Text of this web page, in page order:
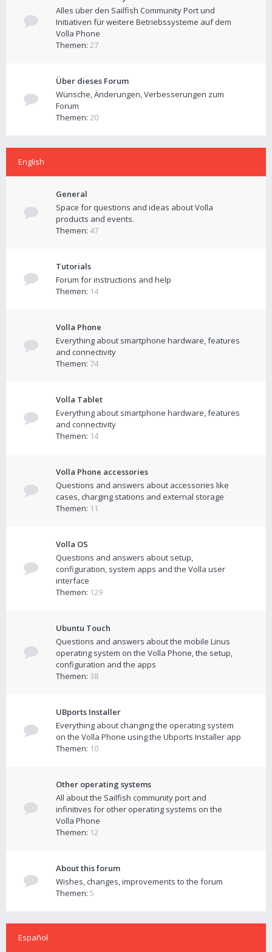
Alles über den Sailfish Community Port und
Initiativen für weitere Betriebssysteme auf dem
Volla Phone
Themen: 27
Über dieses Forum
Wünsche, Änderungen, Verbesserungen zum
Forum
Themen: 20
English
General
Space for questions and ideas about Volla
products and events.
Themen: 47
Tutorials
Forum for instructions and help
Themen: 14
Volla Phone
Everything about smartphone hardware, features
and connectivity
Themen: 74
Volla Tablet
Everything about smartphone hardware, features
and connectivity
Themen: 14
Volla Phone accessories
Questions and answers about accessories like
cases, charging stations and external storage
Themen: 11
Volla OS
Questions and answers about setup,
configuration, system apps and the Volla user
interface
Themen: 129
Ubuntu Touch
Questions and answers about the mobile Linus
operating system on the Volla Phone, the setup,
configuration and the apps
Themen: 38
UBports Installer
Everything about changing the operating system
on the Volla Phone using the Ubports Installer app
Themen: 10
Other operating systems
All about the Sailfish community port and
infinitives for other operating systems on the
Volla Phone
Themen: 12
About this forum
Wishes, changes, improvements to the forum
Themen: 5
Español